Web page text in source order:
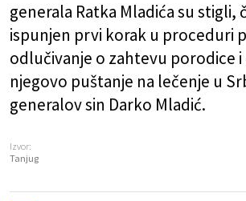
generala Ratka Mladića su stigli,
ispunjen prvi korak u proceduri
odlučivanje o zahtevu porodice i
njegovo puštanje na lečenje u
generalov sin Darko Mladić.
Izvor:
Tanjug